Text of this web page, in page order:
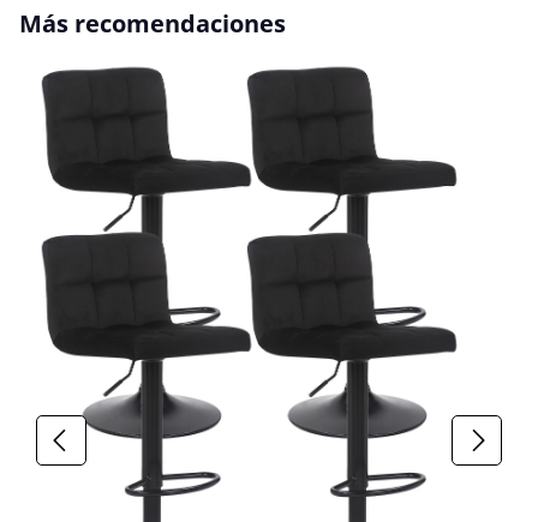
Omitir la galería de productos
Más recomendaciones